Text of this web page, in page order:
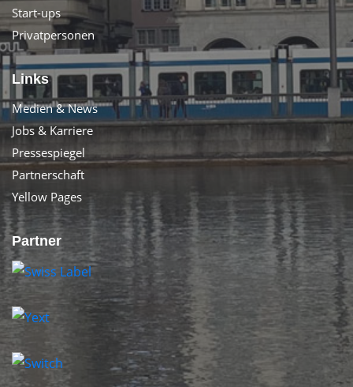
Start-ups
Privatpersonen
Links
Medien & News
Jobs & Karriere
Pressespiegel
Partnerschaft
Yellow Pages
Partner